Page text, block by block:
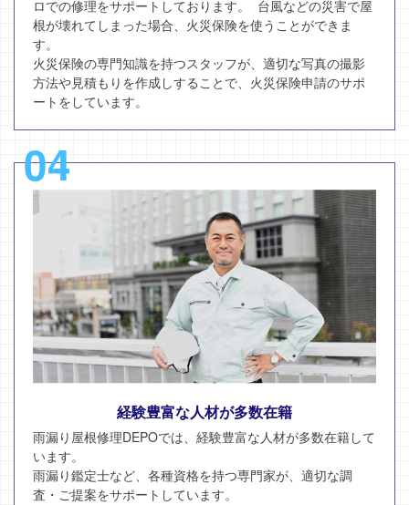
ロでの修理をサポートしております。 台風などの災害で屋
根が壊れてしまった場合、火災保険を使うことができま
す。
火災保険の専門知識を持つスタッフが、適切な写真の撮影
方法や見積もりを作成しすることで、火災保険申請のサポ
ートをしています。
04
経験豊富な人材が多数在籍
雨漏り屋根修理DEPOでは、経験豊富な人材が多数在籍して
います。
雨漏り鑑定士など、各種資格を持つ専門家が、適切な調
査・ご提案をサポートしています。